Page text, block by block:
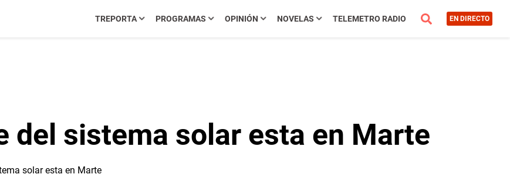
TREPORTA PROGRAMAS OPINIÓN NOVELAS TELEMETRO RADIO EN DIRECTO
del sistema solar esta en Marte